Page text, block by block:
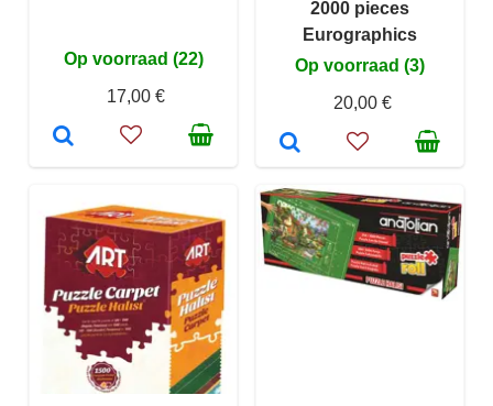
Op voorraad (22)
17,00 €
2000 pieces
Eurographics
Op voorraad (3)
20,00 €